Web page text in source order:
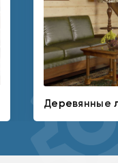
Деревянные